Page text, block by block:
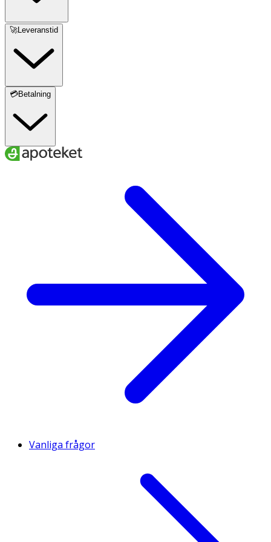
🚀Leveranstid
💳Betalning
Vanliga frågor